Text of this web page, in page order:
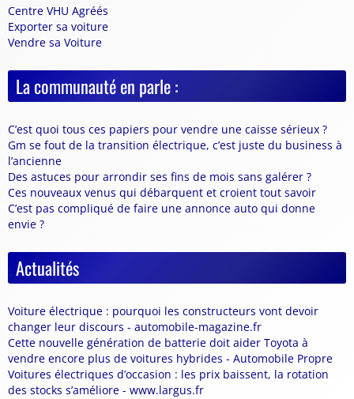
Centre VHU Agréés
Exporter sa voiture
Vendre sa Voiture
La communauté en parle :
C’est quoi tous ces papiers pour vendre une caisse sérieux ?
Gm se fout de la transition électrique, c’est juste du business à
l’ancienne
Des astuces pour arrondir ses fins de mois sans galérer ?
Ces nouveaux venus qui débarquent et croient tout savoir
C’est pas compliqué de faire une annonce auto qui donne
envie ?
Actualités
Voiture électrique : pourquoi les constructeurs vont devoir
changer leur discours - automobile-magazine.fr
Cette nouvelle génération de batterie doit aider Toyota à
vendre encore plus de voitures hybrides - Automobile Propre
Voitures électriques d’occasion : les prix baissent, la rotation
des stocks s’améliore - www.largus.fr